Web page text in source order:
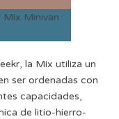
la Mix utiliza un
ser ordenadas con
capacidades,
de litio-hierro-